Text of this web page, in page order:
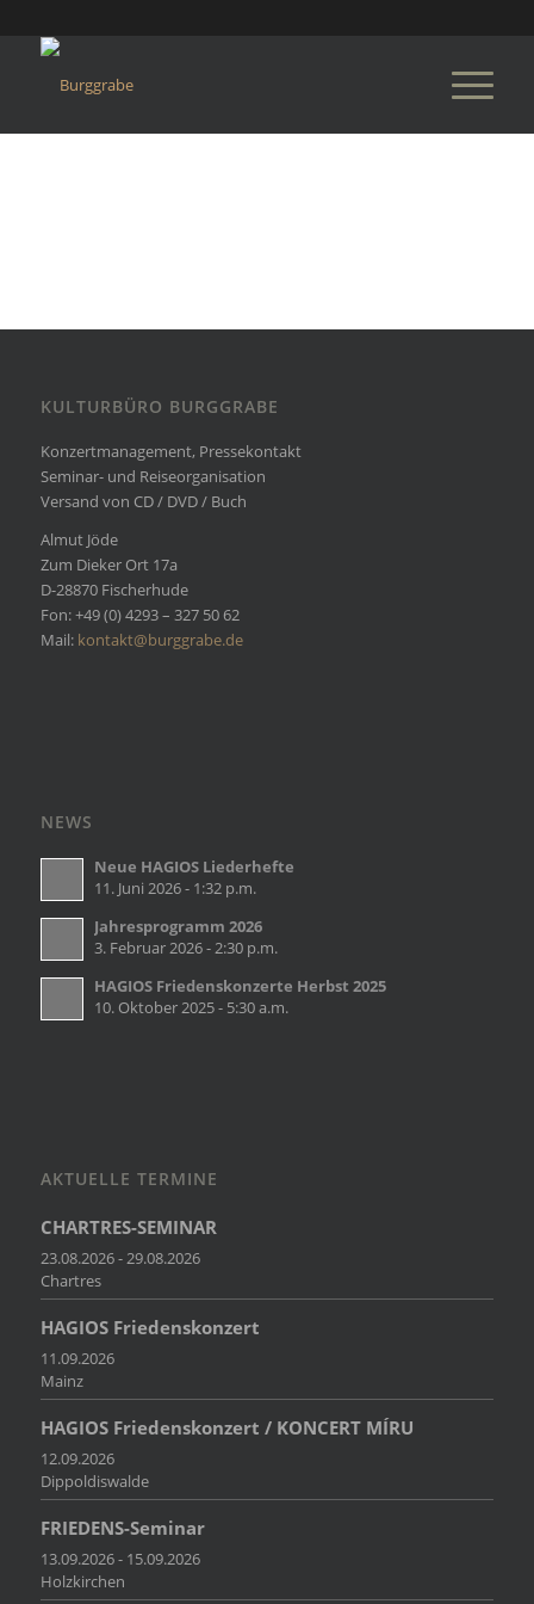
KULTURBÜRO BURGGRABE
Konzertmanagement, Pressekontakt
Seminar- und Reiseorganisation
Versand von CD / DVD / Buch
Almut Jöde
Zum Dieker Ort 17a
D-28870 Fischerhude
Fon: +49 (0) 4293 – 327 50 62
Mail: kontakt@burggrabe.de
NEWS
Neue HAGIOS Liederhefte
11. Juni 2026 - 1:32 p.m.
Jahresprogramm 2026
3. Februar 2026 - 2:30 p.m.
HAGIOS Friedenskonzerte Herbst 2025
10. Oktober 2025 - 5:30 a.m.
AKTUELLE TERMINE
CHARTRES-SEMINAR
23.08.2026 - 29.08.2026
Chartres
HAGIOS Friedenskonzert
11.09.2026
Mainz
HAGIOS Friedenskonzert / KONCERT MÍRU
12.09.2026
Dippoldiswalde
FRIEDENS-Seminar
13.09.2026 - 15.09.2026
Holzkirchen